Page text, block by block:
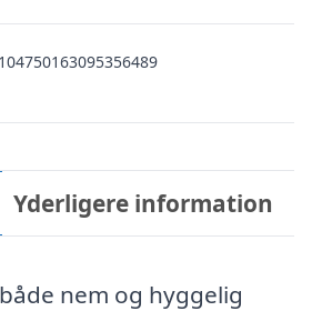
Yderligere information
nem og hyggelig